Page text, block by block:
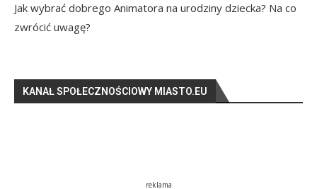
Jak wybrać dobrego Animatora na urodziny dziecka? Na co
zwrócić uwagę?
KANAŁ SPOŁECZNOŚCIOWY MIASTO.EU
reklama